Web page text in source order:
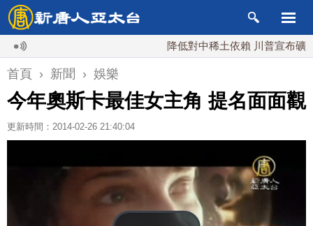
降低對中稀土依賴 川普宣布礦業投資
首頁 › 新聞 › 娛樂
今年奧斯卡最佳女主角 提名面面觀
更新時間：2014-02-26 21:40:04